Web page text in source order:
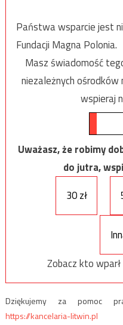
Państwa wsparcie jest
Fundacji Magna Polonia.
Masz świadomość
niezależnych ośrodków
wspieraj
Uważasz, że robimy
do jutra,
30 zł
Zobacz kto
Dziękujemy za pomoc
https://kancelaria-litwin.pl